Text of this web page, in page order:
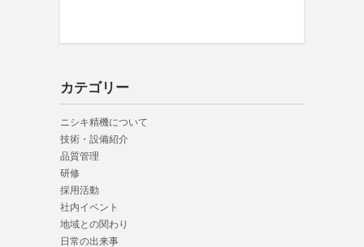
カテゴリー
ニシキ精機について
技術・設備紹介
品質管理
研修
採用活動
社内イベント
地域との関わり
日常の出来事